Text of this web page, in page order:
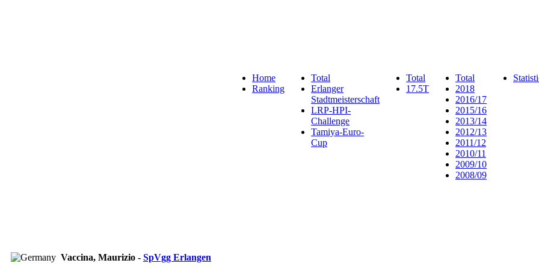
Home
Ranking
Total
Erlanger
Stadtmeisterschaft
LRP-HPI-
Challenge
Tamiya-Euro-
Cup
Total
17.5T
Total
2018
2016/17
2015/16
2013/14
2012/13
2011/12
2010/11
2009/10
2008/09
Vaccina, Maurizio - SpVgg Erlangen